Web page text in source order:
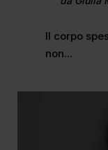
Il corpo
non...